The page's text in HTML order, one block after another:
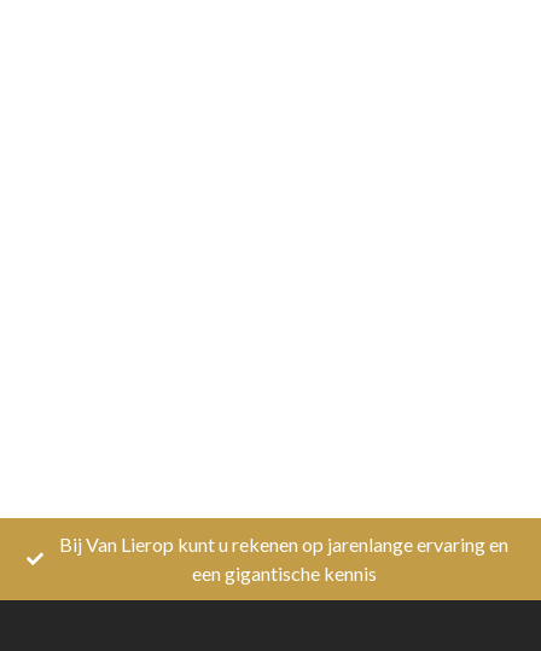
Bij Van Lierop kunt u rekenen op jarenlange ervaring en
een gigantische kennis